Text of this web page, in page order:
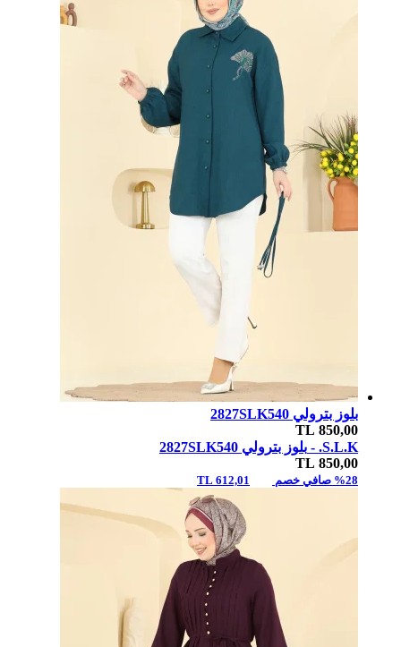
بلوز بترولي 2827SLK540
850,00
S.L.K. -
بلوز بترولي 2827SLK540
850,00
%28 صافي خصم 612,01 TL